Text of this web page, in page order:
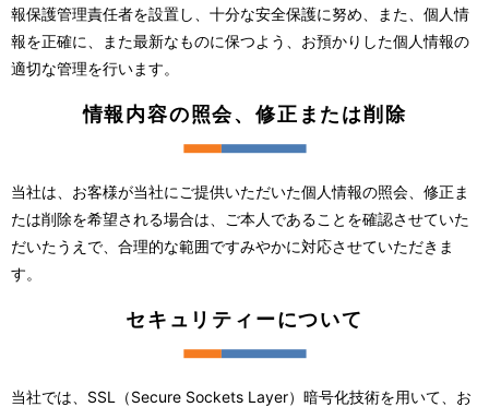
報保護管理責任者を設置し、十分な安全保護に努め、また、個人情
報を正確に、また最新なものに保つよう、お預かりした個人情報の
適切な管理を行います。
情報内容の照会、修正または削除
当社は、お客様が当社にご提供いただいた個人情報の照会、修正ま
たは削除を希望される場合は、ご本人であることを確認させていた
だいたうえで、合理的な範囲ですみやかに対応させていただきま
す。
セキュリティーについて
当社では、SSL（Secure Sockets Layer）暗号化技術を用いて、お